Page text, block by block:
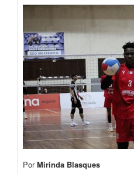
PorMirinda Blasques